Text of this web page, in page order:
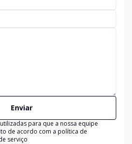
Enviar
para que a nossa equipe
de acordo com a política de
serviço